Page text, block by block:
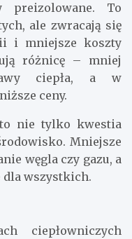
preizolowane. To
ale zwracają się
i mniejsze koszty
różnicę – mniej
ciepła, a w
ceny.
to nie tylko kwestia
Mniejsze
węgla czy gazu, a
dla wszystkich.
ciepłowniczych